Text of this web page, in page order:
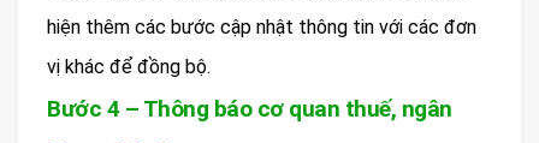
hiện thêm các bước cập nhật thông tin với các đơn
vị khác để đồng bộ.
Bước 4 – Thông báo cơ quan thuế, ngân